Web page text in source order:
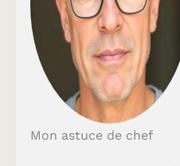
Mon astuce de chef